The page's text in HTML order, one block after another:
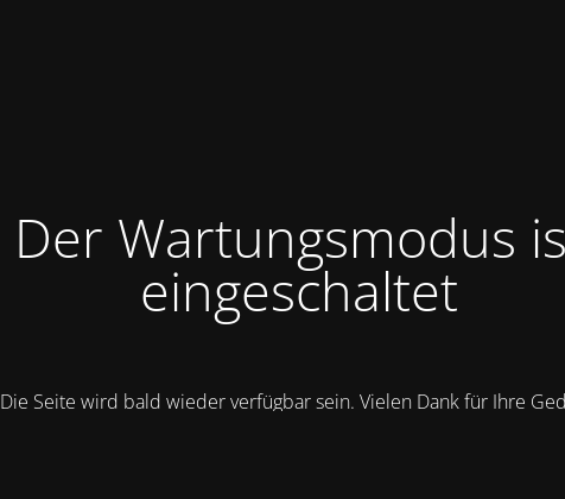
Der Wartungsmodus
eingeschaltet
Die Seite wird bald wieder verfügbar sein. Vielen Dank für Ihre